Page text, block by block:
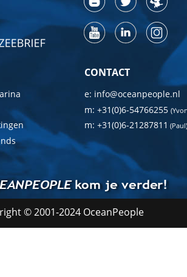
CONTACT
e: info@oceanpeople.nl
m: +31(0)6-54766255
m: +31(0)6-21287811 (Paul)
kom je verder!
© 2001-2024 OceanPeople